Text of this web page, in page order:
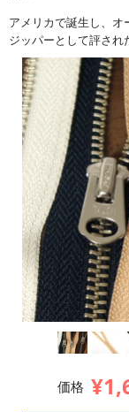
ェ
ー
ピ
ー
アメリカで誕生し、
ジッパーとして評され
価格